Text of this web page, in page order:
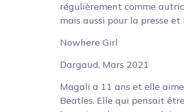
régulièrement comme
mais aussi pour la presse et
Nowhere Girl
Dargaud, Mars 2021
Magali a 11 ans et elle
Beatles. Elle qui pensait